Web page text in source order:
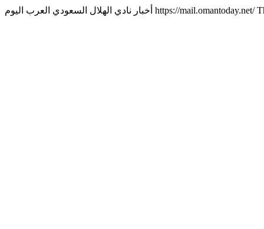
أخبار نادي الهلال السعودي العرب اليوم https://mail.omantoday.net/